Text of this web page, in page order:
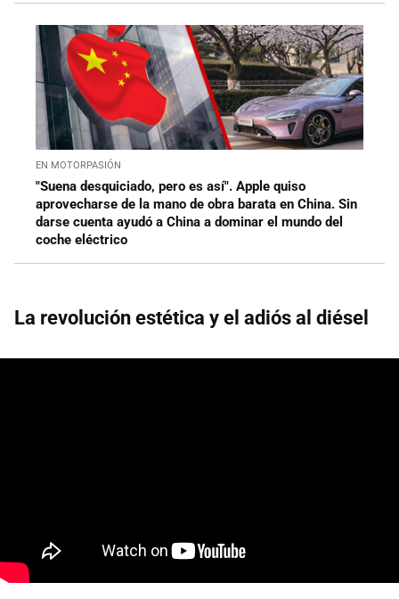
EN MOTORPASIÓN
"Suena desquiciado, pero es así". Apple quiso
aprovecharse de la mano de obra barata en China. Sin
darse cuenta ayudó a China a dominar el mundo del
coche eléctrico
La revolución estética y el adiós al diésel